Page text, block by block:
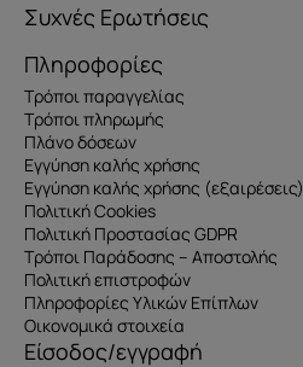
Συχνές Ερωτήσεις
Πληροφορίες
Τρόποι παραγγελίας
Τρόποι πληρωμής
Πλάνο δόσεων
Εγγύηση καλής χρήσης
Εγγύηση καλής χρήσης (εξαιρέσεις)
Πολιτική Cookies
Πολιτική Προστασίας GDPR
Τρόποι Παράδοσης – Αποστολής
Πολιτική επιστροφών
Πληροφορίες Υλικών Επίπλων
Οικονομικά στοιχεία
Είσοδος/εγγραφή